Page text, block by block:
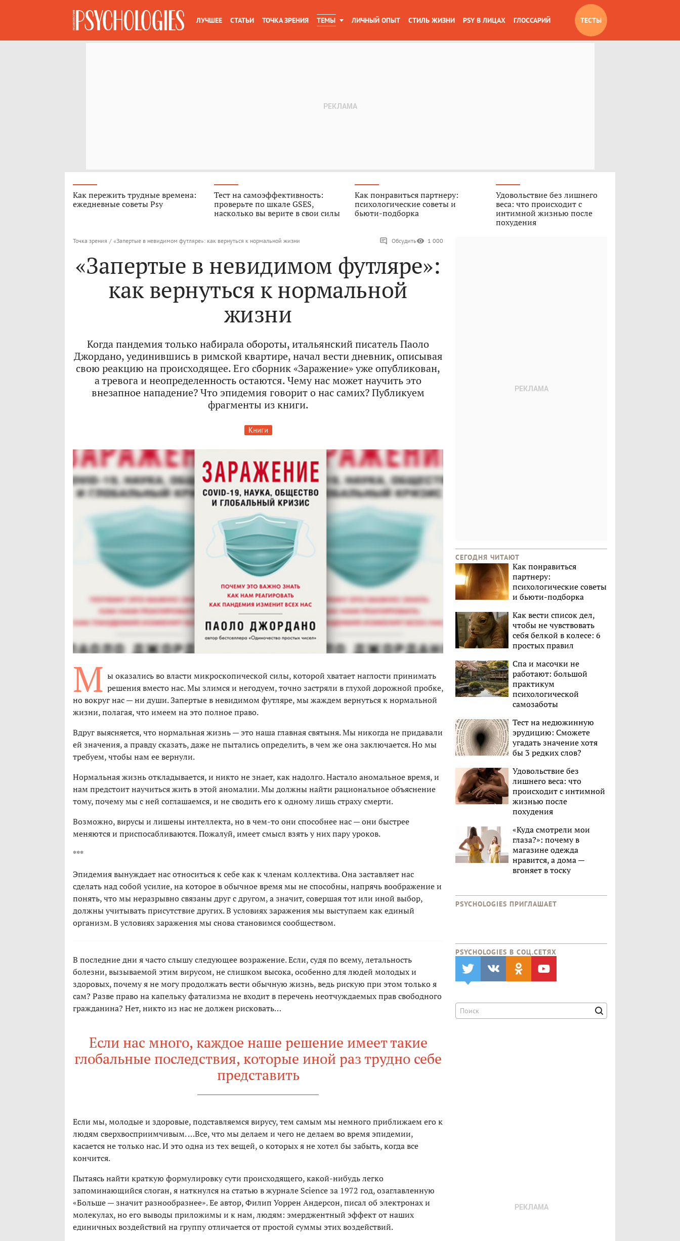
ЛУЧШЕЕ СТАТЬИ ТОЧКА ЗРЕНИЯ ТЕМЫ ЛИЧНЫЙ ОПЫТ СТИЛЬ ЖИЗНИ PSY В ЛИЦАХ ГЛОССАРИЙ ТЕСТЫ
Как пережить трудные времена:
ежедневные советы Psy
Тест на самоэффективность:
проверьте по шкале GSES,
насколько вы верите в свои силы
Как понравиться партнеру:
психологические советы и
бьюти-подборка
Удовольствие без лишнего
веса: что происходит с
интимной жизнью после
похудения
Точка зрения / «Запертые в невидимом футляре»: как вернуться к нормальной жизни Обсудить 1 000
«Запертые в невидимом футляре»:
как вернуться к нормальной
жизни
Когда пандемия только набирала обороты, итальянский писатель Паоло
Джордано, уединившись в римской квартире, начал вести дневник, описывая
свою реакцию на происходящее. Его сборник «Заражение» уже опубликован,
а тревога и неопределенность остаются. Чему нас может научить это
внезапное нападение? Что эпидемия говорит о нас самих? Публикуем
фрагменты из книги.
Книги
М ы оказались во власти микроскопической силы, которой хватает наглости принимать
решения вместо нас. Мы злимся и негодуем, точно застряли в глухой дорожной пробке,
но вокруг нас — ни души. Запертые в невидимом футляре, мы жаждем вернуться к нормальной
жизни, полагая, что имеем на это полное право.
Вдруг выясняется, что нормальная жизнь — это наша главная святыня. Мы никогда не придавали
ей значения, а правду сказать, даже не пытались определить, в чем же она заключается. Но мы
требуем, чтобы нам ее вернули.
Нормальная жизнь откладывается, и никто не знает, как надолго. Настало аномальное время, и
нам предстоит научиться жить в этой аномалии. Мы должны найти рациональное объяснение
тому, почему мы с ней соглашаемся, и не сводить его к одному лишь страху смерти.
Возможно, вирусы и лишены интеллекта, но в чем-то они способнее нас — они быстрее
меняются и приспосабливаются. Пожалуй, имеет смысл взять у них пару уроков.
***
Эпидемия вынуждает нас относиться к себе как к членам коллектива. Она заставляет нас
сделать над собой усилие, на которое в обычное время мы не способны, напрячь воображение и
понять, что мы неразрывно связаны друг с другом, а значит, совершая тот или иной выбор,
должны учитывать присутствие других. В условиях заражения мы выступаем как единый
организм. В условиях заражения мы снова становимся сообществом.
В последние дни я часто слышу следующее возражение. Если, судя по всему, летальность
болезни, вызываемой этим вирусом, не слишком высока, особенно для людей молодых и
здоровых, почему я не могу продолжать вести обычную жизнь, ведь рискую при этом только я
сам? Разве право на капельку фатализма не входит в перечень неотчуждаемых прав свободного
гражданина? Нет, никто из нас не должен рисковать…
Если нас много, каждое наше решение имеет такие
глобальные последствия, которые иной раз трудно себе
представить
Если мы, молодые и здоровые, подставляемся вирусу, тем самым мы немного приближаем его к
людям сверхвосприимчивым. …Все, что мы делаем и чего не делаем во время эпидемии,
касается не только нас. И это одна из тех вещей, о которых я не хотел бы забыть, когда все
кончится.
Пытаясь найти краткую формулировку сути происходящего, какой-нибудь легко
запоминающийся слоган, я наткнулся на статью в журнале Science за 1972 год, озаглавленную
«Больше — значит разнообразнее». Ее автор, Филип Уоррен Андерсон, писал об электронах и
молекулах, но его выводы приложимы и к нам, людям: эмерджентный эффект от наших
единичных воздействий на группу отличается от простой суммы этих воздействий.
СЕГОДНЯ ЧИТАЮТ
Как понравиться
партнеру:
психологические советы
и бьюти-подборка
Как вести список дел,
чтобы не чувствовать
себя белкой в колесе: 6
простых правил
Спа и масочки не
работают: большой
практикум
психологической
самозаботы
Тест на недюжинную
эрудицию: Сможете
угадать значение хотя
бы 3 редких слов?
Удовольствие без
лишнего веса: что
происходит с интимной
жизнью после
похудения
«Куда смотрели мои
глаза?»: почему в
магазине одежда
нравится, а дома —
вгоняет в тоску
PSYCHOLOGIES ПРИГЛАШАЕТ
PSYCHOLOGIES В CОЦ.СЕТЯХ